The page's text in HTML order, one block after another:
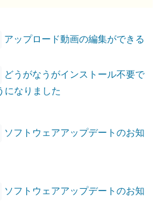
アップロード動画の編集ができる
どうがなうがインストール不要で
になりました
ソフトウェアアップデートのお知
ソフトウェアアップデートのお知